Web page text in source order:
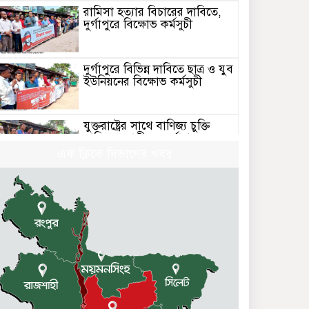
রামিসা হত্যার বিচারের দাবিতে,
দুর্গাপুরে বিক্ষোভ কর্মসুচী
দুর্গাপুরে বিভিন্ন দাবিতে ছাত্র ও যুব
ইউনিয়নের বিক্ষোভ কর্মসুচী
যুক্তরাষ্ট্রের সাথে বাণিজ্য চুক্তি
বাতিলের দাবীতে, দুর্গাপুরে
ইরানে মার্কিন-ইসরাইলি হামলার
প্রতিবাদে দুর্গাপুরে বিক্ষোভ
সমাবেশ
দুর্গাপুরে কমরেড অনিমা সিংহের